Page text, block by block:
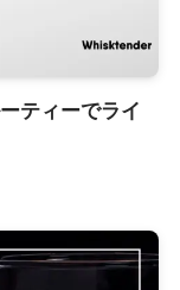
ティーでライ